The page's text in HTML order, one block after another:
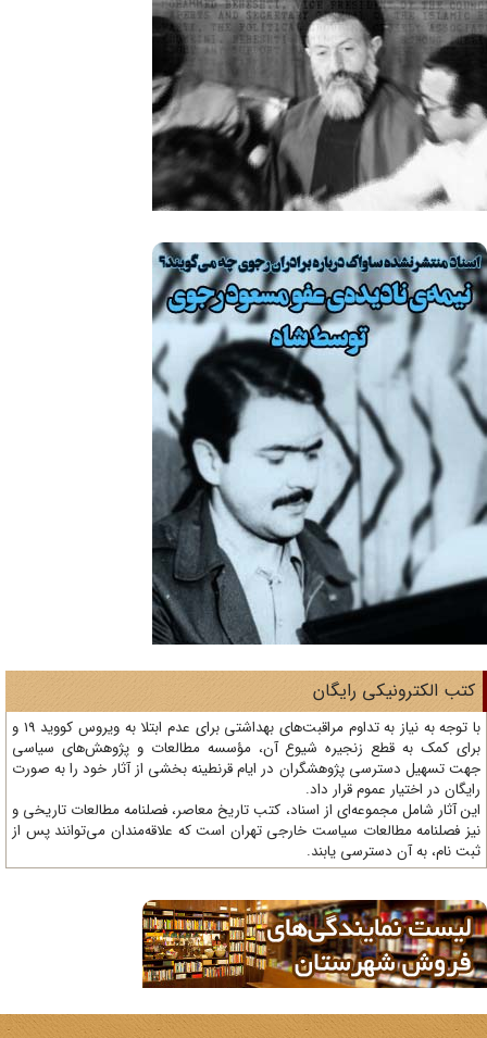
الکترونیکی رایگان
با توجه به نیاز به تداوم مراقبت‌های بهداشتی برای عدم ابتلا به ویروس کووید 19 و
کمک به قطع زنجیره شیوع آن، مؤسسه مطالعات و پژوهش‌های سیاسی
تسهیل دسترسی پژوهشگران در ایام قرنطینه بخشی از آثار خود را به صورت
در اختیار عموم قرار داد.
آثار شامل مجموعه‌ای از اسناد، کتب تاریخ معاصر، فصلنامه‌ مطالعات تاریخی و
فصلنامه مطالعات سیاست خارجی تهران است که علاقه‌مندان می‌توانند پس از
نام، به آن دسترسی یابند.